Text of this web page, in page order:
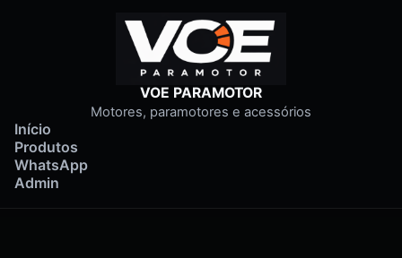
VOE PARAMOTOR
Motores, paramotores e acessórios
Início
Produtos
WhatsApp
Admin